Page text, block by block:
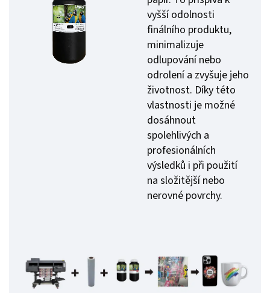
vyšší odolnosti
finálního produktu,
minimalizuje
odlupování nebo
odrolení a zvyšuje jeho
životnost. Díky této
vlastnosti je možné
dosáhnout
spolehlivých a
profesionálních
výsledků i při použití
na složitější nebo
nerovné povrchy.